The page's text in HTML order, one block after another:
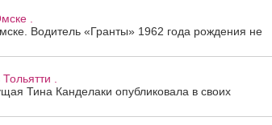
.
Водитель «Гранты» 1962 года рождения не
.
Тина Канделаки опубликовала в своих